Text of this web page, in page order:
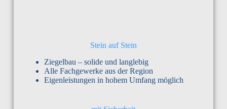
Stein auf Stein
Ziegelbau – solide und langlebig
Alle Fachgewerke aus der Region
Eigenleistungen in hohem Umfang möglich